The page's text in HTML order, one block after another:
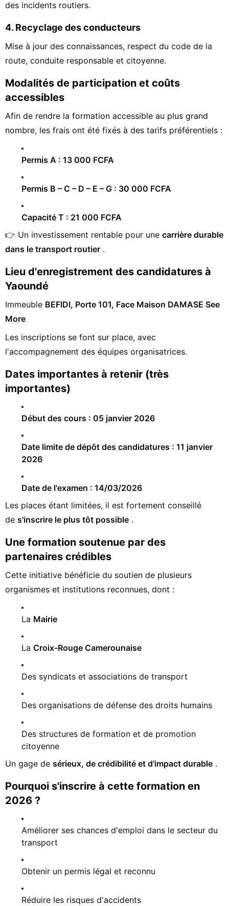
des incidents routiers.
4. Recyclage des conducteurs
Mise à jour des connaissances, respect du code de la
route, conduite responsable et citoyenne.
Modalités de participation et coûts
accessibles
Afin de rendre la formation accessible au plus grand
nombre, les frais ont été fixés à des tarifs préférentiels :
Permis A : 13 000 FCFA
Permis B – C – D – E – G : 30 000 FCFA
Capacité T : 21 000 FCFA
👉 Un investissement rentable pour une carrière durable
dans le transport routier .
Lieu d'enregistrement des candidatures à
Yaoundé
Immeuble BEFIDI, Porte 101, Face Maison DAMASE See
More
Les inscriptions se font sur place, avec
l'accompagnement des équipes organisatrices.
Dates importantes à retenir (très
importantes)
Début des cours : 05 janvier 2026
Date limite de dépôt des candidatures : 11 janvier
2026
Date de l'examen : 14/03/2026
Les places étant limitées, il est fortement conseillé
de s'inscrire le plus tôt possible .
Une formation soutenue par des
partenaires crédibles
Cette initiative bénéficie du soutien de plusieurs
organismes et institutions reconnues, dont :
La Mairie
La Croix-Rouge Camerounaise
Des syndicats et associations de transport
Des organisations de défense des droits humains
Des structures de formation et de promotion
citoyenne
Un gage de sérieux, de crédibilité et d'impact durable .
Pourquoi s'inscrire à cette formation en
2026 ?
Améliorer ses chances d'emploi dans le secteur du
transport
Obtenir un permis légal et reconnu
Réduire les risques d'accidents